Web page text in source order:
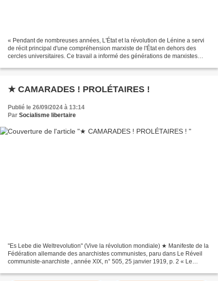
« Pendant de nombreuses années, L'État et la révolution de Lénine a servi
de récit principal d'une compréhension marxiste de l'État en dehors des
cercles universitaires. Ce travail a informé des générations de marxistes
★ CAMARADES ! PROLÉTAIRES !
Publié le 26/09/2024 à 13:14
Par Socialisme libertaire
"Es Lebe die Weltrevolution" (Vive la révolution mondiale) ★ Manifeste de la
Fédération allemande des anarchistes communistes, paru dans Le Réveil
communiste-anarchiste , année XIX, n° 505, 25 janvier 1919, p. 2 « Le